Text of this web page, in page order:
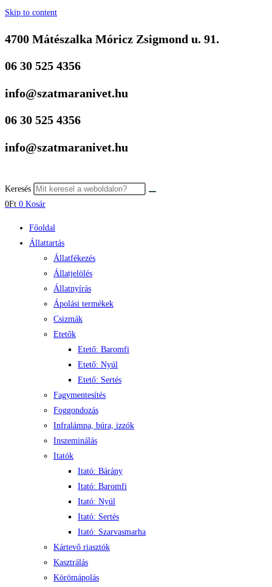
Skip to content
4700 Mátészalka Móricz Zsigmond u. 91.
06 30 525 4356
info@szatmaranivet.hu
06 30 525 4356
info@szatmaranivet.hu
Keresés
0Ft 0 Kosár
Főoldal
Állattartás
Állatfékezés
Állatjelölés
Állatnyírás
Ápolási termékek
Csizmák
Etetők
Etető: Baromfi
Etető: Nyúl
Etető: Sertés
Fagymentesítés
Foggondozás
Infralámpa, búra, izzók
Inszeminálás
Itatók
Itató: Bárány
Itató: Baromfi
Itató: Nyúl
Itató: Sertés
Itató: Szarvasmarha
Kártevő riasztók
Kasztrálás
Körömápolás